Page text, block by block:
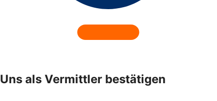
Uns als Vermittler bestätigen